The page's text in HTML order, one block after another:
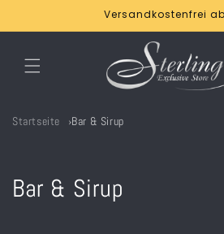
Inhalt
Versandkostenfrei
Startseite Bar & Sirup
K
Bar & Sirup